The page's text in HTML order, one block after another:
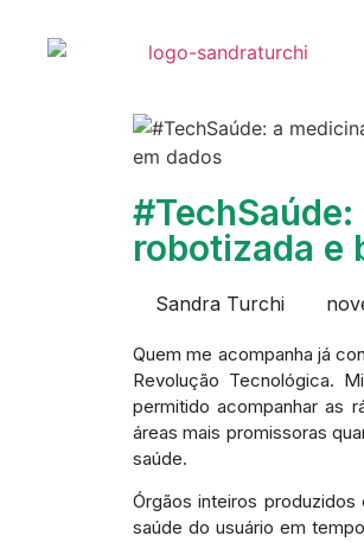
robotizada e
Sandra Turchi
Quem me acompanha já
Revolução Tecnológica.
permitido acompanhar as
áreas mais promissoras
saúde.
Órgãos inteiros
saúde do usuário em